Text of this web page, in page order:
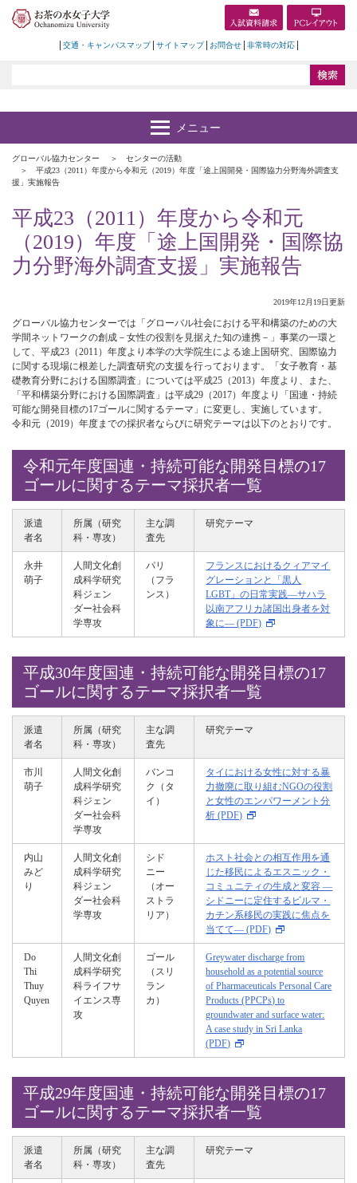
交通・キャンパスマップ サイトマップ お問合せ 非常時の対応
グローバル協力センター
センターの活動
平成23（2011）年度から令和元（2019）年度「途上国開発・国際協力分野海外調査支
援」実施報告
平成23（2011）年度から令和元
（2019）年度「途上国開発・国際協
力分野海外調査支援」実施報告
2019年12月19日更新
グローバル協力センターでは「グローバル社会における平和構築のための大
学間ネットワークの創成－女性の役割を見据えた知の連携－」事業の一環と
して、平成23（2011）年度より本学の大学院生による途上国研究、国際協力
に関する現場に根差した調査研究の支援を行っております。「女子教育・基
礎教育分野における国際調査」については平成25（2013）年度より、また、
「平和構築分野における国際調査」は平成29（2017）年度より「国連・持続
可能な開発目標の17ゴールに関するテーマ」に変更し、実施しています。
令和元（2019）年度までの採択者ならびに研究テーマは以下のとおりです。
令和元年度国連・持続可能な開発目標の17
ゴールに関するテーマ採択者一覧
派遣
者名
所属（研究
科・専攻）
主な調
査先
研究テーマ
永井
萌子
人間文化創
成科学研究
科ジェン
ダー社会科
学専攻
パリ
（フラ
ンス）
フランスにおけるクィアマイ
グレーションと「黒人
LGBT」の日常実践―サハラ
以南アフリカ諸国出身者を対
象に― (PDF)
平成30年度国連・持続可能な開発目標の17
ゴールに関するテーマ採択者一覧
派遣
者名
所属（研究
科・専攻）
主な調
査先
研究テーマ
市川
萌子
人間文化創
成科学研究
科ジェン
ダー社会科
学専攻
バンコ
ク（タ
イ）
タイにおける女性に対する暴
力撤廃に取り組むNGOの役割
と女性のエンパワーメント分
析 (PDF)
内山
みど
り
人間文化創
成科学研究
科ジェン
ダー社会科
学専攻
シド
ニー
（オー
ストラ
リア）
ホスト社会との相互作用を通
じた移民によるエスニック・
コミュニティの生成と変容 ―
シドニーに定住するビルマ・
カチン系移民の実践に焦点を
当てて― (PDF)
Do
Thi
Thuy
Quyen
人間文化創
成科学研究
科ライフサ
イエンス専
攻
ゴール
（スリ
ラン
カ）
Greywater discharge from
household as a potential source
of Pharmaceuticals Personal Care
Products (PPCPs) to
groundwater and surface water:
A case study in Sri Lanka
(PDF)
平成29年度国連・持続可能な開発目標の17
ゴールに関するテーマ採択者一覧
派遣
者名
所属（研究
科・専攻）
主な調
査先
研究テーマ